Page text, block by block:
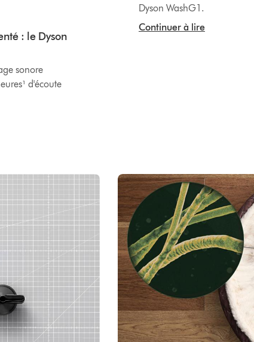
: le Dyson
sonore
d'écoute
Dyson WashG1.
Continuer à lire